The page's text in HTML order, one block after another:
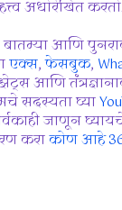
अधोरेखित
बातम्या आणि
एक्स,फेसबुक,
आणि
सदस्यता घ्या
जाणून
कराकोण आहे